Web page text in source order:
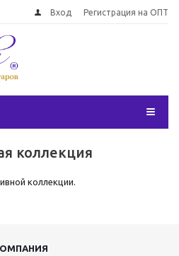
Вход Регистрация на ОПТ
коллекция
коллекции.